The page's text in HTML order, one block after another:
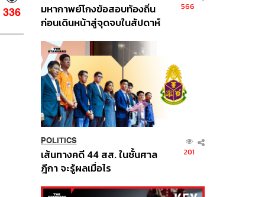
336
มหากาพย์โกงข้อสอบท้องถิ่น
ก่อนเดินหน้าสู่จุดจบในสัปดาห์
566
POLITICS
เส้นทางคดี 44 สส. ในชั้นศาล
ฎีกา จะรู้ผลเมื่อไร
201